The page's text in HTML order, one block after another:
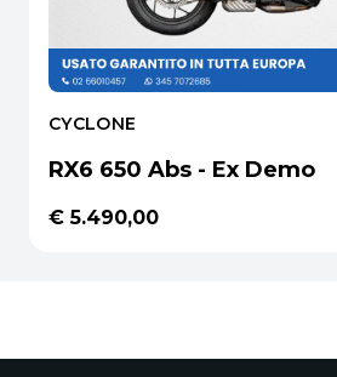
CYCLONE
RX6 650 Abs - Ex Demo
€ 5.490,00